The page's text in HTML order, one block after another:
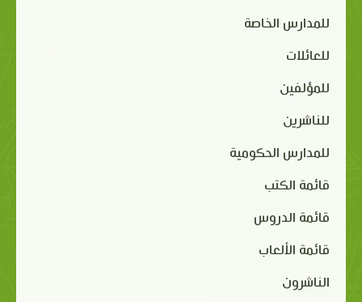
للمدارس الخاصة
للعائلات
للمؤلفين
للناشرين
للمدارس الحكومية
قائمة الكتب
قائمة الدروس
قائمة الألعاب
الناشرون